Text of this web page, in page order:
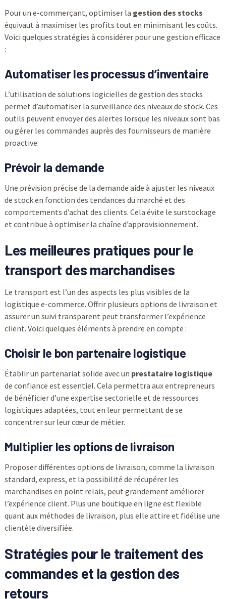
Pour un e-commerçant, optimiser la gestion des stocks
équivaut à maximiser les profits tout en minimisant les coûts.
Voici quelques stratégies à considérer pour une gestion efficace
:
Automatiser les processus d’inventaire
L’utilisation de solutions logicielles de gestion des stocks
permet d’automatiser la surveillance des niveaux de stock. Ces
outils peuvent envoyer des alertes lorsque les niveaux sont bas
ou gérer les commandes auprès des fournisseurs de manière
proactive.
Prévoir la demande
Une prévision précise de la demande aide à ajuster les niveaux
de stock en fonction des tendances du marché et des
comportements d’achat des clients. Cela évite le surstockage
et contribue à optimiser la chaîne d’approvisionnement.
Les meilleures pratiques pour le
transport des marchandises
Le transport est l’un des aspects les plus visibles de la
logistique e-commerce. Offrir plusieurs options de livraison et
assurer un suivi transparent peut transformer l’expérience
client. Voici quelques éléments à prendre en compte :
Choisir le bon partenaire logistique
Établir un partenariat solide avec un prestataire logistique
de confiance est essentiel. Cela permettra aux entrepreneurs
de bénéficier d’une expertise sectorielle et de ressources
logistiques adaptées, tout en leur permettant de se
concentrer sur leur cœur de métier.
Multiplier les options de livraison
Proposer différentes options de livraison, comme la livraison
standard, express, et la possibilité de récupérer les
marchandises en point relais, peut grandement améliorer
l’expérience client. Plus une boutique en ligne est flexible
quant aux méthodes de livraison, plus elle attire et fidélise une
clientèle diversifiée.
Stratégies pour le traitement des
commandes et la gestion des
retours